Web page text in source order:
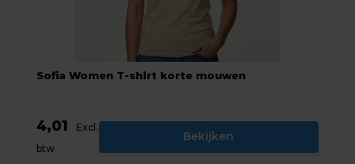
Sofia Women T-shirt korte mouwen
4,01
Excl.
btw
Bekijken